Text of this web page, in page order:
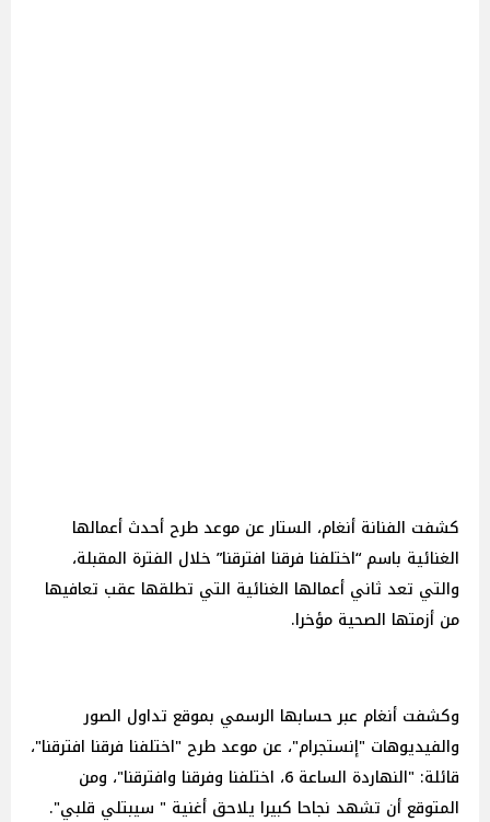
كشفت الفنانة أنغام، الستار عن موعد طرح أحدث أعمالها
الغنائية باسم “اختلفنا فرقنا افترقنا” خلال الفترة المقبلة،
والتي تعد ثاني أعمالها الغنائية التي تطلقها عقب تعافيها
من أزمتها الصحية مؤخرا.
وكشفت أنغام عبر حسابها الرسمي بموقع تداول الصور
والفيديوهات "إنستجرام"، عن موعد طرح "اختلفنا فرقنا افترقنا"،
قائلة: "النهاردة الساعة 6، اختلفنا وفرقنا وافترقنا"، ومن
المتوقع أن تشهد نجاحا كبيرا يلاحق أغنية " سيبتلي قلبي".